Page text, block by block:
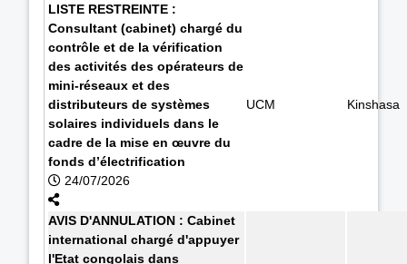
LISTE RESTREINTE :
Consultant (cabinet) chargé du
contrôle et de la vérification
des activités des opérateurs de
mini-réseaux et des
distributeurs de systèmes
solaires individuels dans le
cadre de la mise en œuvre du
fonds d’électrification
24/07/2026
UCM Kinshasa
AVIS D'ANNULATION : Cabinet
international chargé d'appuyer
l'Etat congolais dans